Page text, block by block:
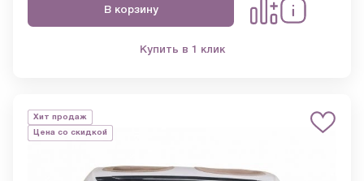
В корзину
Купить в 1 клик
Хит продаж
Цена со скидкой